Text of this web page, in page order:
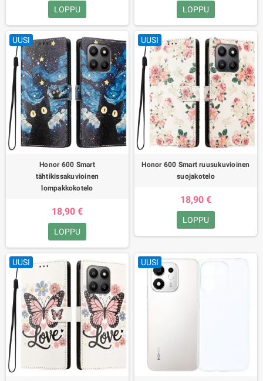
LOPPU LOPPU
UUSI
Honor 600 Smart
tähtikissakuvioinen
lompakkokotelo
18,90 €
LOPPU
UUSI
Honor 600 Smart ruusukuvioinen
suojakotelo
18,90 €
LOPPU
UUSI UUSI